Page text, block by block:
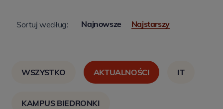
Sortuj według: Najnowsze Najstarszy
WSZYSTKO AKTUALNOŚCI IT
KAMPUS BIEDRONKI